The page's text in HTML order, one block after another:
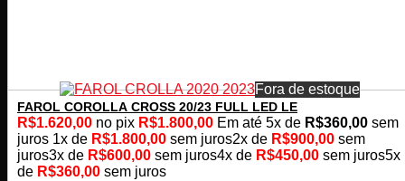
Fora de estoque
FAROL COROLLA CROSS 20/23 FULL LED LE
R$1.620,00 no pix R$1.800,00 Em até 5x de R$360,00 sem
juros 1x de R$1.800,00 sem juros2x de R$900,00 sem
juros3x de R$600,00 sem juros4x de R$450,00 sem juros5x
de R$360,00 sem juros